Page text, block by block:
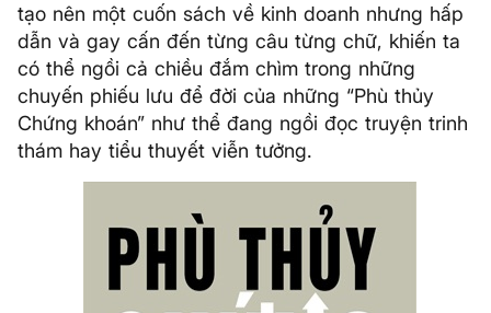
tạo nên một cuốn sách về kinh doanh nhưng hấp
dẫn và gay cấn đến từng câu từng chữ, khiến ta
có thể ngồi cả chiều đắm chìm trong những
chuyến phiếu lưu để đời của những “Phù thủy
Chứng khoán” như thể đang ngồi đọc truyện trinh
thám hay tiểu thuyết viễn tưởng.